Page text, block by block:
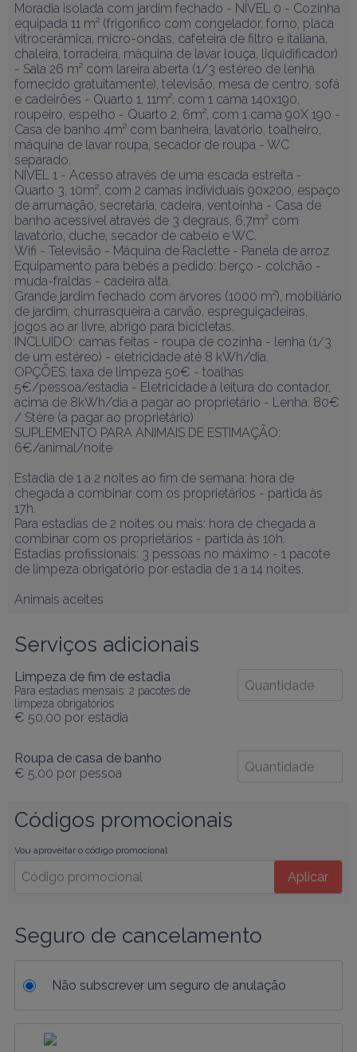
Moradia isolada com jardim fechado - NÍVEL 0 - Cozinha
equipada 11 m² (frigorífico com congelador, forno, placa
vitrocerâmica, micro-ondas, cafeteira de filtro e italiana,
chaleira, torradeira, máquina de lavar louça, liquidificador)
- Sala 26 m² com lareira aberta (1/3 estéreo de lenha
fornecido gratuitamente), televisão, mesa de centro, sofá
e cadeirões - Quarto 1, 11m², com 1 cama 140x190,
roupeiro, espelho - Quarto 2, 6m², com 1 cama 90X 190 -
Casa de banho 4m² com banheira, lavatório, toalheiro,
máquina de lavar roupa, secador de roupa - WC
separado.
NÍVEL 1 - Acesso através de uma escada estreita -
Quarto 3, 10m², com 2 camas individuais 90x200, espaço
de arrumação, secretária, cadeira, ventoinha - Casa de
banho acessível através de 3 degraus, 6,7m² com
lavatório, duche, secador de cabelo e WC.
Wifi - Televisão - Máquina de Raclette - Panela de arroz
Equipamento para bebés a pedido: berço - colchão -
muda-fraldas - cadeira alta.
Grande jardim fechado com árvores (1000 m²), mobiliário
de jardim, churrasqueira a carvão, espreguiçadeiras,
jogos ao ar livre, abrigo para bicicletas.
INCLUÍDO: camas feitas - roupa de cozinha - lenha (1/3
de um estéreo) - eletricidade até 8 kWh/dia.
OPÇÕES: taxa de limpeza 50€ - toalhas
5€/pessoa/estadia - Eletricidade à leitura do contador,
acima de 8kWh/dia a pagar ao proprietário - Lenha: 80€
/ Stère (a pagar ao proprietário)
SUPLEMENTO PARA ANIMAIS DE ESTIMAÇÃO:
6€/animal/noite
Estadia de 1 a 2 noites ao fim de semana: hora de
chegada a combinar com os proprietários - partida às
17h.
Para estadias de 2 noites ou mais: hora de chegada a
combinar com os proprietários - partida às 10h.
Estadias profissionais: 3 pessoas no máximo - 1 pacote
de limpeza obrigatório por estadia de 1 a 14 noites.
Animais aceites
Serviços adicionais
Limpeza de fim de estadia
Para estadias mensais: 2 pacotes de
limpeza obrigatórios
€ 50,00 por estadia
Roupa de casa de banho
€ 5,00 por pessoa
Códigos promocionais
Vou aproveitar o código promocional
Aplicar
Seguro de cancelamento
Não subscrever um seguro de anulação